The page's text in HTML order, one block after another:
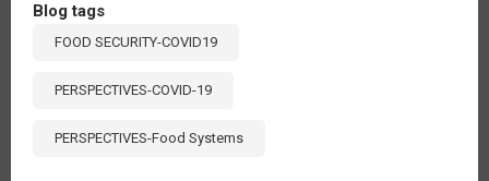
Blog tags
FOOD SECURITY-COVID19
PERSPECTIVES-COVID-19
PERSPECTIVES-Food Systems